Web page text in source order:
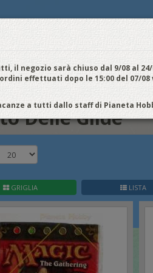
Chi Siamo Vantaggi
/ REGISTRATI
Delle Gilde
GRIGLIA LISTA
il negozio sarà chiuso dal 9/08 al
effettuati dopo le 15:00 del 07/
a tutti dallo staff di Pianeta